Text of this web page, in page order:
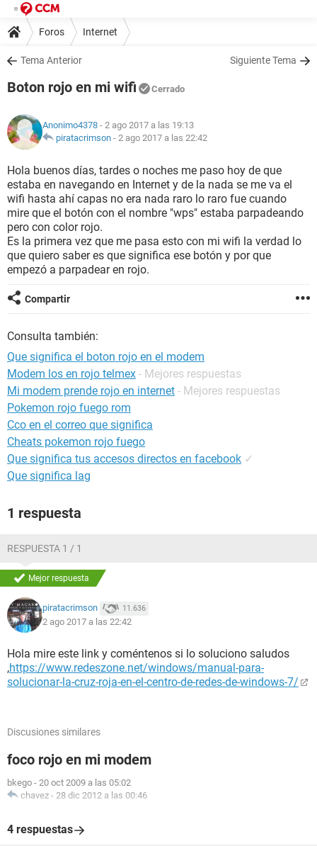
Foros Internet
Tema Anterior Siguiente Tema
Boton rojo en mi wifi Cerrado
Anonimo4378 - 2 ago 2017 a las 19:13
piratacrimson - 2 ago 2017 a las 22:42
Hola buenos días, tardes o noches me paso hoy de que
estaba en navegando en Internet y de la nada se me va el
wifi hasta ahí capas no era nada raro lo raro fue cuando
mire que el botón con el nombre "wps" estaba parpadeando
pero con color rojo.
Es la primera vez que me pasa esto con mi wifi la verdad lo
que quiero saber es que significa ese botón y por que
empezó a parpadear en rojo.
Compartir
Consulta también:
Que significa el boton rojo en el modem
Modem los en rojo telmex - Mejores respuestas
Mi modem prende rojo en internet - Mejores respuestas
Pokemon rojo fuego rom
Cco en el correo que significa
Cheats pokemon rojo fuego
Que significa tus accesos directos en facebook ✓
Que significa lag
1 respuesta
RESPUESTA 1 / 1
Mejor respuesta
piratacrimson 11.636
2 ago 2017 a las 22:42
Hola mire este link y coméntenos si lo soluciono saludos
,https://www.redeszone.net/windows/manual-para-
solucionar-la-cruz-roja-en-el-centro-de-redes-de-windows-7/
Discusiones similares
foco rojo en mi modem
bkego - 20 oct 2009 a las 05:02
chavez - 28 dic 2012 a las 00:46
4 respuestas